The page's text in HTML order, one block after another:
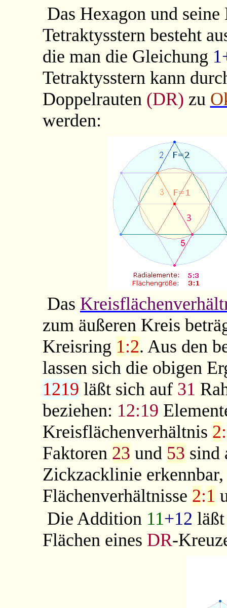
Das Hexagon und
Tetraktysstern besteht
die man die Gleichung
Tetraktysstern kann
Doppelrauten (DR) zu
werden:
Das
zum äußeren Kreis
Kreisring 1:2. Aus den
lassen sich die obigen
1219 läßt sich auf 31
beziehen: 12:19
Kreisflächenverhältnis 2:
Faktoren 23 und 53 sind
Zickzacklinie
Flächenverhältnisse 2:1
Die Addition 11+12
Flächen eines DR-